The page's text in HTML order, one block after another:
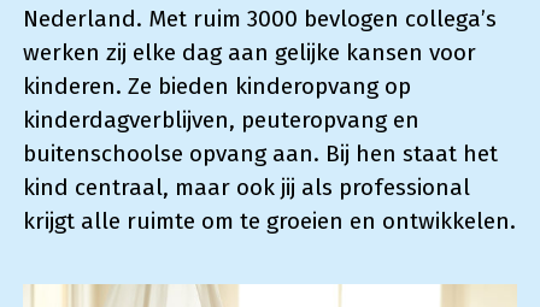
Nederland. Met ruim 3000 bevlogen collega’s
werken zij elke dag aan gelijke kansen voor
kinderen. Ze bieden kinderopvang op
kinderdagverblijven, peuteropvang en
buitenschoolse opvang aan. Bij hen staat het
kind centraal, maar ook jij als professional
krijgt alle ruimte om te groeien en ontwikkelen.